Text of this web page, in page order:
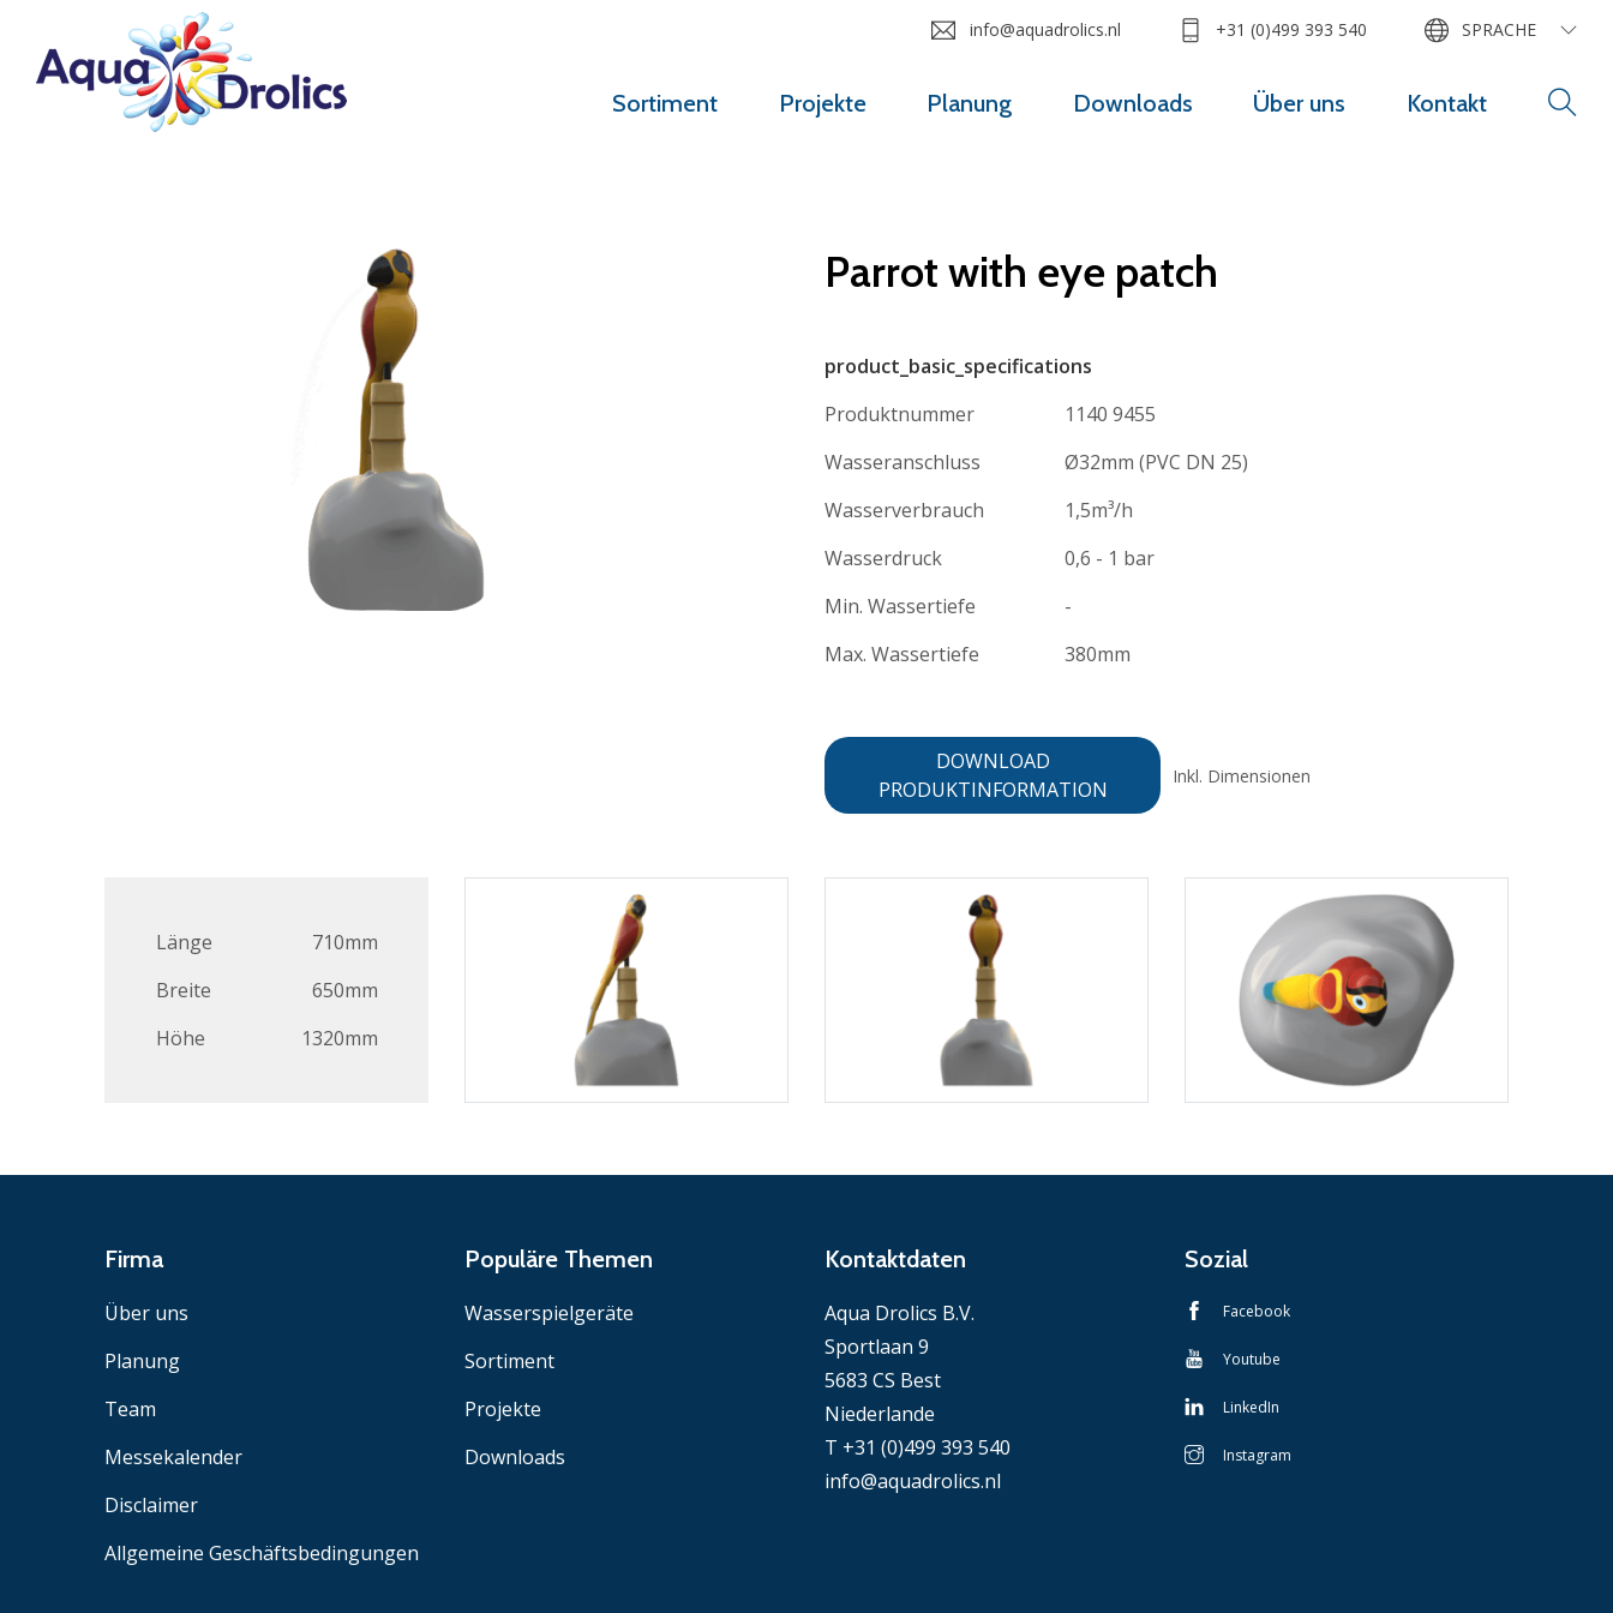
Sortiment Projekte Planung Downloads Über uns Kontakt
info@aquadrolics.nl +31 (0)499 393 540 SPRACHE
Länge
710mm
Breite
650mm
Höhe
1320mm
Parrot with eye patch
product_basic_specifications
Produktnummer
1140 9455
Wasseranschluss
Ø32mm (PVC DN 25)
Wasserverbrauch
1,5m³/h
Wasserdruck
0,6 - 1 bar
Min. Wassertiefe
-
Max. Wassertiefe
380mm
DOWNLOAD
PRODUKTINFORMATION
Inkl. Dimensionen
Firma
Über uns
Planung
Team
Messekalender
Disclaimer
Allgemeine Geschäftsbedingungen
Populäre Themen
Wasserspielgeräte
Sortiment
Projekte
Downloads
Kontaktdaten
Aqua Drolics B.V.
Sportlaan 9
5683 CS Best
Niederlande
T +31 (0)499 393 540
info@aquadrolics.nl
Sozial
Facebook
Youtube
LinkedIn
Instagram